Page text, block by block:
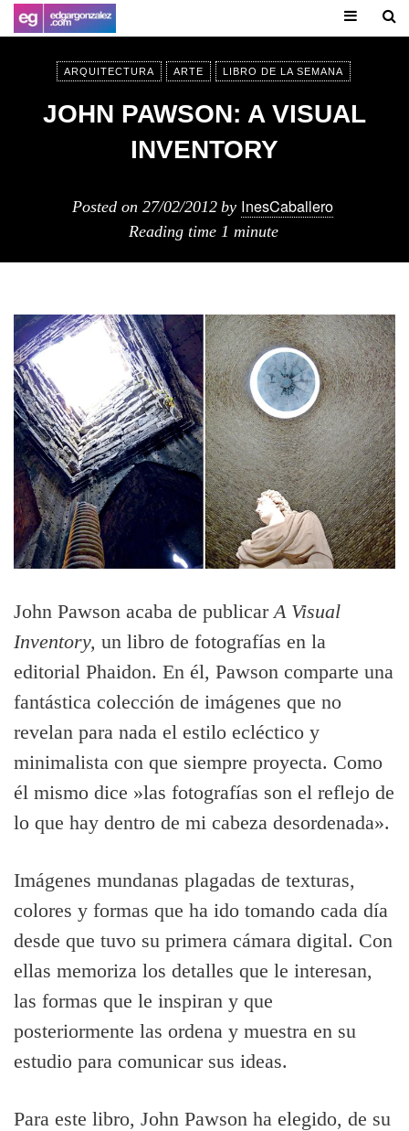
ARQUITECTURA ARTE LIBRO DE LA SEMANA
JOHN PAWSON: A VISUAL
INVENTORY
Posted on 27/02/2012 by InesCaballero
Reading time 1 minute
John Pawson acaba de publicar A Visual
Inventory, un libro de fotografías en la
editorial Phaidon. En él, Pawson comparte una
fantástica colección de imágenes que no
revelan para nada el estilo ecléctico y
minimalista con que siempre proyecta. Como
él mismo dice »las fotografías son el reflejo de
lo que hay dentro de mi cabeza desordenada».
Imágenes mundanas plagadas de texturas,
colores y formas que ha ido tomando cada día
desde que tuvo su primera cámara digital. Con
ellas memoriza los detalles que le interesan,
las formas que le inspiran y que
posteriormente las ordena y muestra en su
estudio para comunicar sus ideas.
Para este libro, John Pawson ha elegido, de su